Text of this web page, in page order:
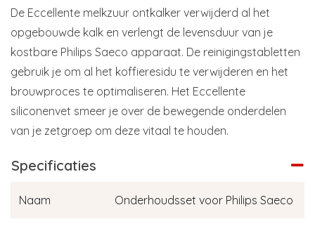
De Eccellente melkzuur ontkalker verwijderd al het
opgebouwde kalk en verlengt de levensduur van je
kostbare Philips Saeco apparaat. De reinigingstabletten
gebruik je om al het koffieresidu te verwijderen en het
brouwproces te optimaliseren. Het Eccellente
siliconenvet smeer je over de bewegende onderdelen
van je zetgroep om deze vitaal te houden.
Specificaties
Naam Onderhoudsset voor Philips Saeco